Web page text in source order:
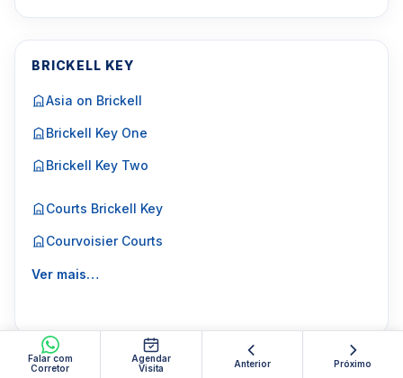
Falar com
Corretor
Agendar
Visita
Anterior Próximo
BRICKELL KEY
Asia on Brickell
Brickell Key One
Brickell Key Two
Courts Brickell Key
Courvoisier Courts
Ver mais…